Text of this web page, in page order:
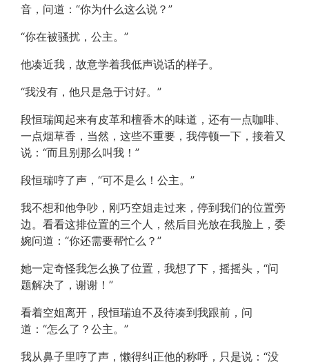
音，问道：“你为什么这么说？”
“你在被骚扰，公主。”
他凑近我，故意学着我低声说话的样子。
“我没有，他只是急于讨好。”
段恒瑞闻起来有皮革和檀香木的味道，还有一点咖啡、
一点烟草香，当然，这些不重要，我停顿一下，接着又
说：“而且别那么叫我！”
段恒瑞哼了声，“可不是么！公主。”
我不想和他争吵，刚巧空姐走过来，停到我们的位置旁
边。看看这排位置的三个人，然后目光放在我脸上，委
婉问道：“你还需要帮忙么？”
她一定奇怪我怎么换了位置，我想了下，摇摇头，“问
题解决了，谢谢！”
看着空姐离开，段恒瑞迫不及待凑到我跟前，问
道：“怎么了？公主。”
我从鼻子里哼了声，懒得纠正他的称呼，只是说：“没